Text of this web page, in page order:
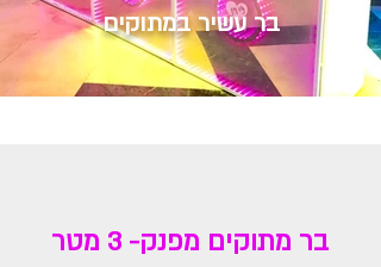
בר עשיר במתוקים
בר מתוקים מפנק- 3 מטר